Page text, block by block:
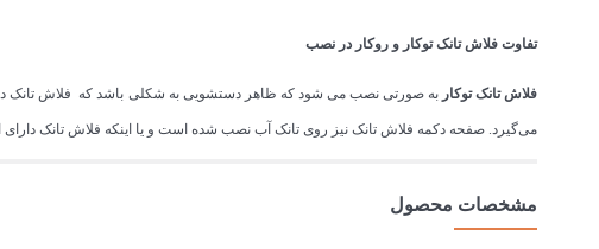
تفاوت فلاش تانک توکار و روکار در نصب
فلاش تانک توکار به صورتی نصب می شود که ظاهر دستشویی به شکلی باشد که فلاش تانک
می‌گیرد. صفحه دکمه فلاش تانک نیز روی تانک آب نصب شده است و یا اینکه فلاش تانک دارای
مشخصات محصول